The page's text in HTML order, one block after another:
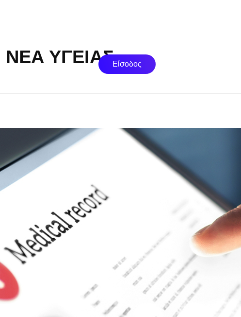
Είσοδος
ΝΕΑ ΥΓΕΙΑΣ